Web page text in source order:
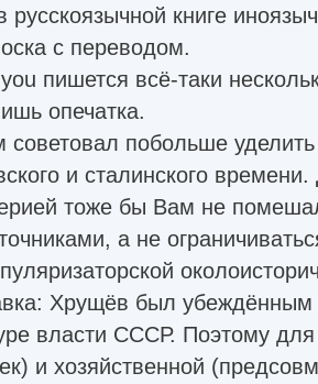
русскоязычной книге
с переводом.
пишется всё-таки
опечатка.
побольше
и сталинского
тоже бы Вам не
а не
Хрущёв был убеждённым
власти СССР. Поэтому
и хозяйственной